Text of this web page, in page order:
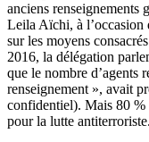
anciens renseignements
Leila Aïchi, à
sur les moyens
2016, la délégation
que le nombre d’agents
renseignement », avait
confidentiel). Mais 80 %
pour la lutte antiterroriste.